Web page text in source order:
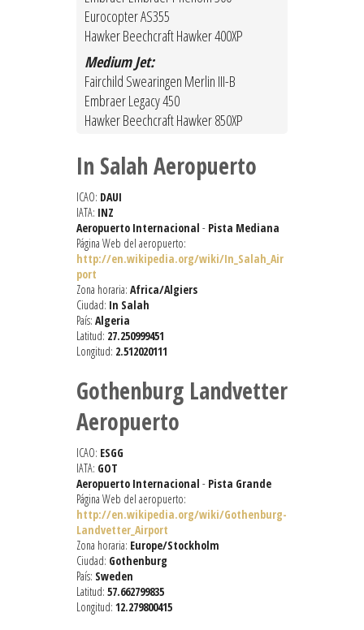
Eurocopter AS355
Hawker Beechcraft Hawker 400XP
Medium Jet:
Fairchild Swearingen Merlin III-B
Embraer Legacy 450
Hawker Beechcraft Hawker 850XP
In Salah Aeropuerto
ICAO: DAUI
IATA: INZ
Aeropuerto Internacional - Pista Mediana
Página Web del aeropuerto:
http://en.wikipedia.org/wiki/In_Salah_Air
port
Zona horaria: Africa/Algiers
Ciudad: In Salah
País: Algeria
Latitud: 27.250999451
Longitud: 2.512020111
Gothenburg Landvetter
Aeropuerto
ICAO: ESGG
IATA: GOT
Aeropuerto Internacional - Pista Grande
Página Web del aeropuerto:
http://en.wikipedia.org/wiki/Gothenburg-
Landvetter_Airport
Zona horaria: Europe/Stockholm
Ciudad: Gothenburg
País: Sweden
Latitud: 57.662799835
Longitud: 12.279800415